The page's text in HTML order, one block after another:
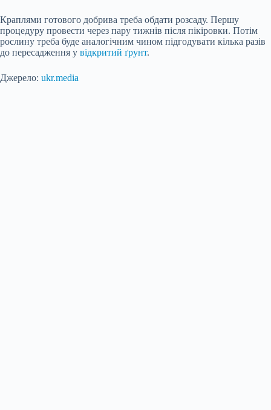
Краплями готового добрива треба обдати розсаду. Першу
процедуру провести через пару тижнів після пікіровки. Потім
рослину треба буде аналогічним чином підгодувати кілька разів
до пересадження у відкритий ґрунт.
Джерело: ukr.media